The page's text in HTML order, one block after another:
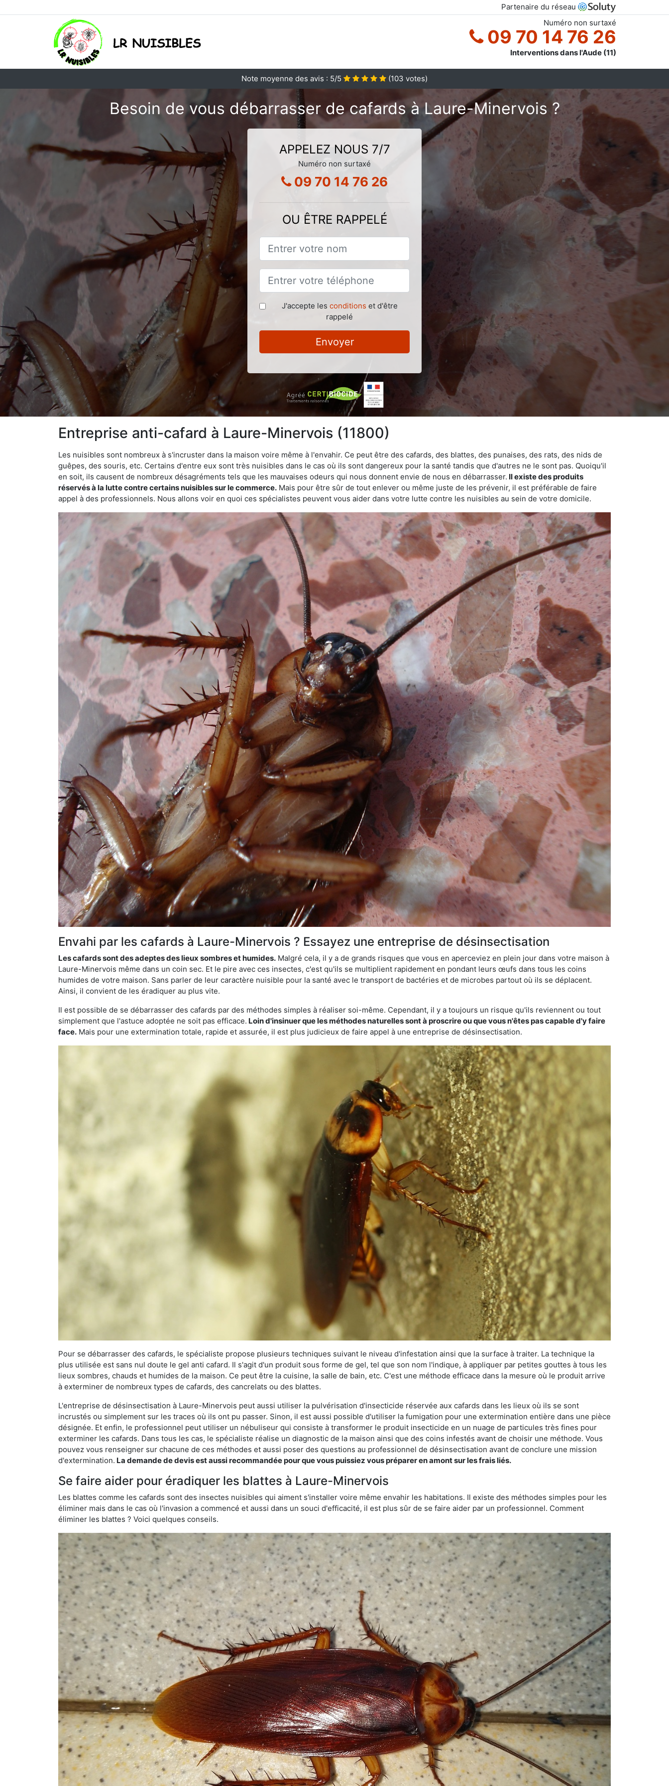
Partenaire du réseau
Numéro non surtaxé
09 70 14 76 26
Interventions dans l'Aude (11)
Note moyenne des avis : 5/5 (103 votes)
Besoin de vous débarrasser de cafards à Laure-Minervois ?
APPELEZ NOUS 7/7
Numéro non surtaxé
09 70 14 76 26
OU ÊTRE RAPPELÉ
J'accepte les conditions et d'être
rappelé
Envoyer
Entreprise anti-cafard à Laure-Minervois (11800)
Les nuisibles sont nombreux à s'incruster dans la maison voire même à l'envahir. Ce peut être des cafards, des blattes, des punaises, des rats, des nids de
guêpes, des souris, etc. Certains d'entre eux sont très nuisibles dans le cas où ils sont dangereux pour la santé tandis que d'autres ne le sont pas. Quoiqu'il
en soit, ils causent de nombreux désagréments tels que les mauvaises odeurs qui nous donnent envie de nous en débarrasser. Il existe des produits
réservés à la lutte contre certains nuisibles sur le commerce. Mais pour être sûr de tout enlever ou même juste de les prévenir, il est préférable de faire
appel à des professionnels. Nous allons voir en quoi ces spécialistes peuvent vous aider dans votre lutte contre les nuisibles au sein de votre domicile.
Envahi par les cafards à Laure-Minervois ? Essayez une entreprise de désinsectisation
Les cafards sont des adeptes des lieux sombres et humides. Malgré cela, il y a de grands risques que vous en aperceviez en plein jour dans votre maison à
Laure-Minervois même dans un coin sec. Et le pire avec ces insectes, c'est qu'ils se multiplient rapidement en pondant leurs œufs dans tous les coins
humides de votre maison. Sans parler de leur caractère nuisible pour la santé avec le transport de bactéries et de microbes partout où ils se déplacent.
Ainsi, il convient de les éradiquer au plus vite.
Il est possible de se débarrasser des cafards par des méthodes simples à réaliser soi-même. Cependant, il y a toujours un risque qu'ils reviennent ou tout
simplement que l'astuce adoptée ne soit pas efficace. Loin d'insinuer que les méthodes naturelles sont à proscrire ou que vous n'êtes pas capable d'y faire
face. Mais pour une extermination totale, rapide et assurée, il est plus judicieux de faire appel à une entreprise de désinsectisation.
Pour se débarrasser des cafards, le spécialiste propose plusieurs techniques suivant le niveau d'infestation ainsi que la surface à traiter. La technique la
plus utilisée est sans nul doute le gel anti cafard. Il s'agit d'un produit sous forme de gel, tel que son nom l'indique, à appliquer par petites gouttes à tous les
lieux sombres, chauds et humides de la maison. Ce peut être la cuisine, la salle de bain, etc. C'est une méthode efficace dans la mesure où le produit arrive
à exterminer de nombreux types de cafards, des cancrelats ou des blattes.
L'entreprise de désinsectisation à Laure-Minervois peut aussi utiliser la pulvérisation d'insecticide réservée aux cafards dans les lieux où ils se sont
incrustés ou simplement sur les traces où ils ont pu passer. Sinon, il est aussi possible d'utiliser la fumigation pour une extermination entière dans une pièce
désignée. Et enfin, le professionnel peut utiliser un nébuliseur qui consiste à transformer le produit insecticide en un nuage de particules très fines pour
exterminer les cafards. Dans tous les cas, le spécialiste réalise un diagnostic de la maison ainsi que des coins infestés avant de choisir une méthode. Vous
pouvez vous renseigner sur chacune de ces méthodes et aussi poser des questions au professionnel de désinsectisation avant de conclure une mission
d'extermination. La demande de devis est aussi recommandée pour que vous puissiez vous préparer en amont sur les frais liés.
Se faire aider pour éradiquer les blattes à Laure-Minervois
Les blattes comme les cafards sont des insectes nuisibles qui aiment s'installer voire même envahir les habitations. Il existe des méthodes simples pour les
éliminer mais dans le cas où l'invasion a commencé et aussi dans un souci d'efficacité, il est plus sûr de se faire aider par un professionnel. Comment
éliminer les blattes ? Voici quelques conseils.